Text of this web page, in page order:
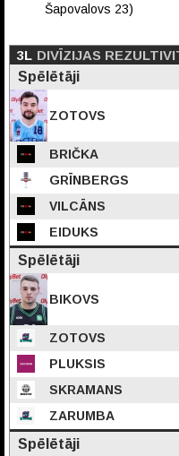
Šapovalovs 23)
3L DIVĪZIJAS
Spēlētāji
ZOTOVS
BRIČKA
GRĪNBERGS
VILCĀNS
EIDUKS
Spēlētāji
BIKOVS
ZOTOVS
PLUKSIS
SKRAMANS
ZARUMBA
Spēlētāji